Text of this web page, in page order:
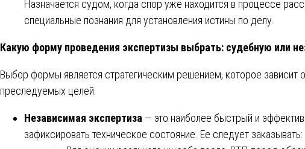
Назначается судом, когда спор уже находится в процессе
специальные познания для установления истины по делу.
Какую форму проведения экспертизы выбрать: судебную или
Выбор формы является стратегическим решением, которое зависит
преследуемых целей.
Независимая экспертиза — это наиболее быстрый и
зафиксировать техническое состояние. Ее следует заказывать: